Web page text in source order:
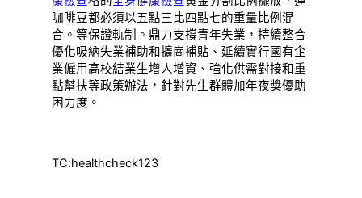
咖啡豆都必須以五點三比四點七的重量比例混
合。等保證軌制。鼎力支撐青年失業，持續整合
優化吸納失業補助和擴崗補貼、延續實行國有企
業僱用高校結業生增人增資、強化供需對接和重
點幫扶等政策辦法，針對先生群體加年夜獎優助
困力度。
TC:healthcheck123